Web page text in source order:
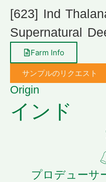
[623] Ind
Supernatural
Farm Info
サンプルのリクエスト
Origin
インド
プロデューサ